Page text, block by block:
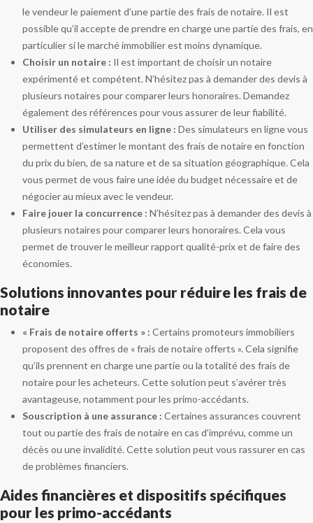
le vendeur le paiement d’une partie des frais de notaire. Il est
possible qu’il accepte de prendre en charge une partie des frais, en
particulier si le marché immobilier est moins dynamique.
Choisir un notaire : Il est important de choisir un notaire
expérimenté et compétent. N’hésitez pas à demander des devis à
plusieurs notaires pour comparer leurs honoraires. Demandez
également des références pour vous assurer de leur fiabilité.
Utiliser des simulateurs en ligne : Des simulateurs en ligne vous
permettent d’estimer le montant des frais de notaire en fonction
du prix du bien, de sa nature et de sa situation géographique. Cela
vous permet de vous faire une idée du budget nécessaire et de
négocier au mieux avec le vendeur.
Faire jouer la concurrence : N’hésitez pas à demander des devis à
plusieurs notaires pour comparer leurs honoraires. Cela vous
permet de trouver le meilleur rapport qualité-prix et de faire des
économies.
Solutions innovantes pour réduire les frais de
notaire
« Frais de notaire offerts » : Certains promoteurs immobiliers
proposent des offres de « frais de notaire offerts ». Cela signifie
qu’ils prennent en charge une partie ou la totalité des frais de
notaire pour les acheteurs. Cette solution peut s’avérer très
avantageuse, notamment pour les primo-accédants.
Souscription à une assurance : Certaines assurances couvrent
tout ou partie des frais de notaire en cas d’imprévu, comme un
décès ou une invalidité. Cette solution peut vous rassurer en cas
de problèmes financiers.
Aides financières et dispositifs spécifiques
pour les primo-accédants